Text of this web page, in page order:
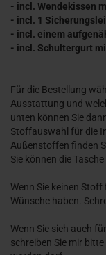
- incl. Wendekissen
- incl. 1
- incl. einem
- incl. Schultergurt
Für die Bestellung
Ausstattung und
unten können Sie
Stoffauswahl für die
Außenstoffen finden
Sie können die
Wenn Sie keinen
Wünsche haben.
Wenn Sie sich auch
schreiben Sie mir